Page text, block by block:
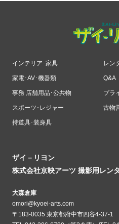
インテリア･家具
家電･AV･機器類
事務 店舗用品･公共物
スポーツ･レジャー
持道具･装身具
レン
Q&A
プラ
古物
ザイ－リヨン
株式会社京映アーツ 撮影用レン
大森倉庫
omori@kyoei-arts.com
〒183-0035 東京都府中市四谷4-37-1